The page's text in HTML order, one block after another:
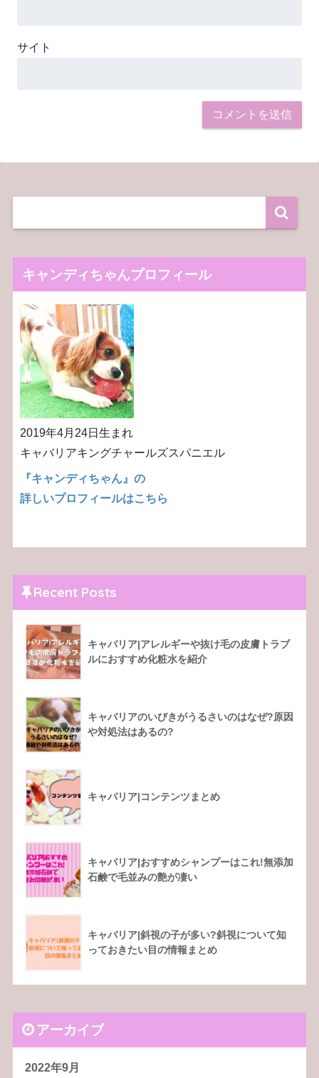
サイト
キャンディちゃんプロフィール
2019年4月24日生まれ
キャバリアキングチャールズスパニエル
『キャンディちゃん』の
詳しいプロフィールはこちら
Recent Posts
キャバリア|アレルギーや抜け毛の皮膚トラブ
ルにおすすめ化粧水を紹介
キャバリアのいびきがうるさいのはなぜ?原因
や対処法はあるの?
キャバリア|コンテンツまとめ
キャバリア|おすすめシャンプーはこれ!無添加
石鹸で毛並みの艶が凄い
キャバリア|斜視の子が多い?斜視について知
っておきたい目の情報まとめ
アーカイブ
2022年9月